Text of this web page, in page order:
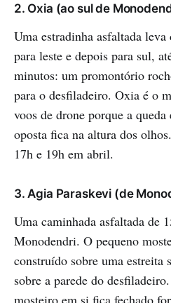
2. Oxia (ao sul de
Uma estradinha asfaltada
para leste e depois para sul,
minutos: um promontório
para o desfiladeiro. Oxia é o
voos de drone porque a
oposta fica na altura dos
17h e 19h em abril.
3. Agia Paraskevi (de
Uma caminhada asfaltada de
Monodendri. O pequeno
construído sobre uma estreita
sobre a parede do
mosteiro em si fica fechado